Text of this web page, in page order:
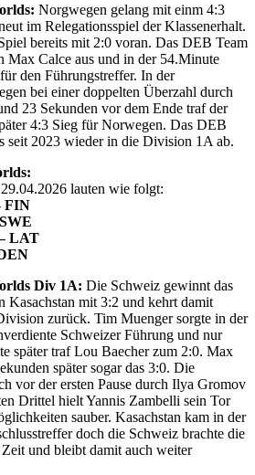
Norgwegen gelang mit einm 4:3
im Relegationsspiel der Klassenerhalt.
bereits mit 2:0 voran. Das DEB Team
Max Calce aus und in der 54.Minute
den Führungstreffer. In der
bei einer doppelten Überzahl durch
23 Sekunden vor dem Ende traf der
4:3 Sieg für Norwegen. Das DEB
seit 2023 wieder in die Division 1A ab.
lauten wie folgt:
FIN
LAT
Div 1A: Die Schweiz gewinnt das
Kasachstan mit 3:2 und kehrt damit
zurück. Tim Muenger sorgte in der
Schweizer Führung und nur
später traf Lou Baecher zum 2:0. Max
später sogar das 3:0. Die
vor der ersten Pause durch Ilya Gromov
Drittel hielt Yannis Zambelli sein Tor
sauber. Kasachstan kam in der
doch die Schweiz brachte die
und bleibt damit auch weiter